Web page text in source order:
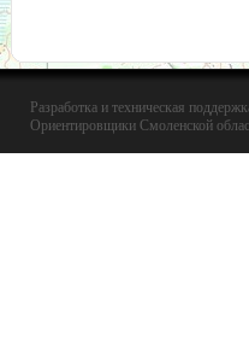
Разработка и техническая
Ориентировщики Смоленской